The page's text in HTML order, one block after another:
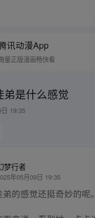
讯动漫App
量正版漫画畅快看
弟是什么感觉
19:35
梦行者
年05月09日 19:35
弟的感觉还挺奇妙的呢